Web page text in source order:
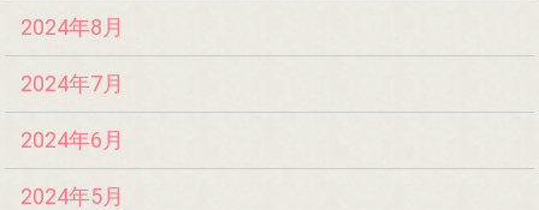
2024年8月
2024年7月
2024年6月
2024年5月